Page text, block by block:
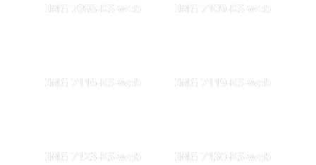
IMG 7098-KS-web IMG 7109-KS-web
IMG 7116-KS-web IMG 7119-KS-web
IMG 7123-KS-web IMG 7130-KS-web